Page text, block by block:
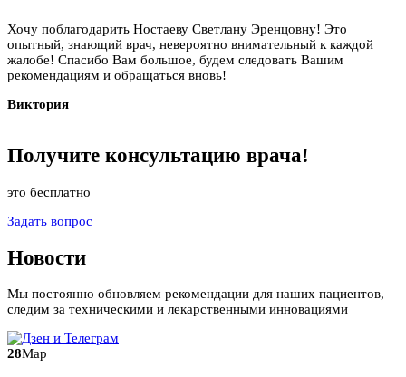
Хочу поблагодарить Ностаеву Светлану Эренцовну! Это
опытный, знающий врач, невероятно внимательный к каждой
жалобе! Спасибо Вам большое, будем следовать Вашим
рекомендациям и обращаться вновь!
Виктория
Получите консультацию врача!
это бесплатно
Задать вопрос
Новости
Мы постоянно обновляем рекомендации для наших пациентов,
следим за техническими и лекарственными инновациями
28Мар